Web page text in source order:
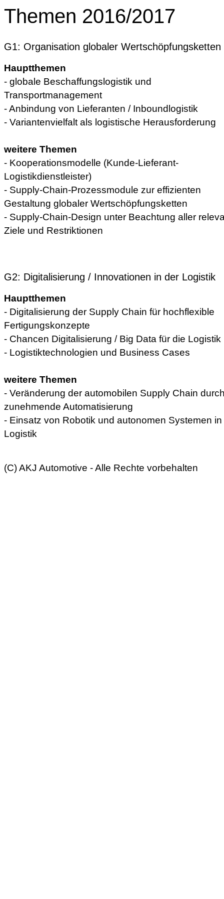
Themen 2016/2017
G1: Organisation globaler Wertschöpfungsketten
Hauptthemen
- globale Beschaffungslogistik und
Transportmanagement
- Anbindung von Lieferanten / Inboundlogistik
- Variantenvielfalt als logistische Herausforderung
weitere Themen
- Kooperationsmodelle (Kunde-Lieferant-
Logistikdienstleister)
- Supply-Chain-Prozessmodule zur effizienten
Gestaltung globaler Wertschöpfungsketten
- Supply-Chain-Design unter Beachtung aller
Ziele und Restriktionen
G2: Digitalisierung / Innovationen in der Logistik
Hauptthemen
- Digitalisierung der Supply Chain für hochflexible
Fertigungskonzepte
- Chancen Digitalisierung / Big Data für die Logistik
- Logistiktechnologien und Business Cases
weitere Themen
- Veränderung der automobilen Supply Chain
zunehmende Automatisierung
- Einsatz von Robotik und autonomen Systemen in
Logistik
(C) AKJ Automotive - Alle Rechte vorbehalten